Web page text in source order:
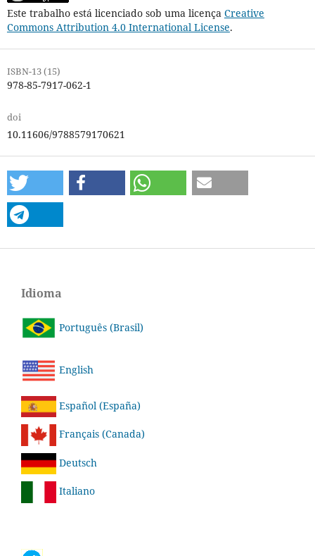
Este trabalho está licenciado sob uma licença Creative
Commons Attribution 4.0 International License.
ISBN-13 (15)
978-85-7917-062-1
doi
10.11606/9788579170621
Idioma
Português (Brasil)
English
Español (España)
Français (Canada)
Deutsch
Italiano